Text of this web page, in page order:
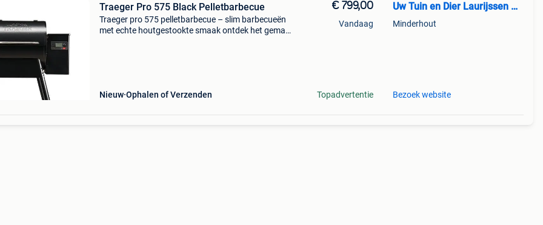
Traeger Pro 575 Black Pelletbarbecue
Traeger pro 575 pelletbarbecue – slim barbecueën
met echte houtgestookte smaak ontdek het gemak
Nieuw Ophalen of Verzenden
€ 799,00
Vandaag
Topadvertentie
Uw Tuin en Dier Laurijssen Minderhout
Minderhout
Bezoek website